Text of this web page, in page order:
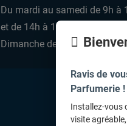
Du mardi au samedi de 9h à
et de 14h à 19h15
Dimanche de 10h à 12h
Ravis de
Parfumerie !
Installez-vous
visite